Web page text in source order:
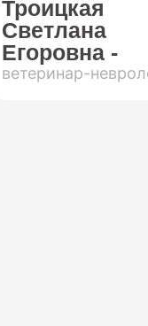
Троицкая
Светлана
Егоровна -
ветеринар-